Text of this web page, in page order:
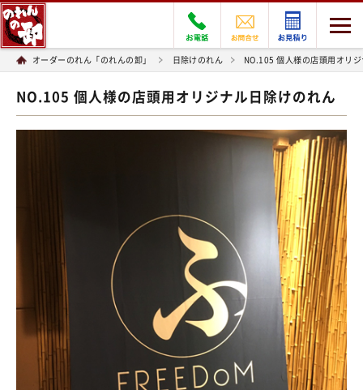
オーダーのれん「のれんの卸」 日除けのれん NO.105 個人様の店頭用オリ
NO.105 個人様の店頭用オリジナル日除けのれん